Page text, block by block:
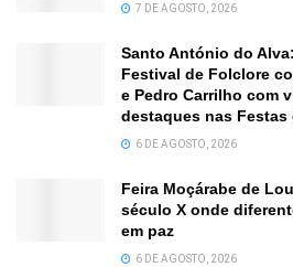
7 DE AGOSTO, 2026
Santo António do
Festival de Folclore
e Pedro Carrilho com
destaques nas Festas
6 DE AGOSTO, 2026
Feira Moçárabe de
século X onde
em paz
6 DE AGOSTO, 2026